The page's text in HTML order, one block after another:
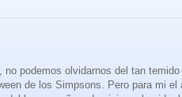
podemos olvidarnos del tan
de los Simpsons. Pero para mi